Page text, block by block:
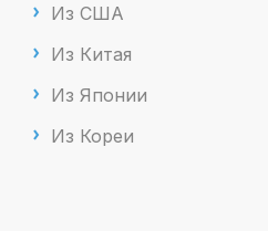
Из США
Из Китая
Из Японии
Из Кореи